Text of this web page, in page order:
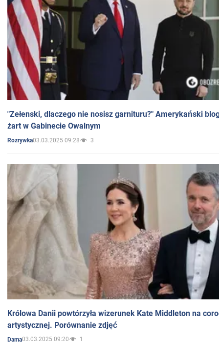
"Zełenski, dlaczego nie nosisz garnituru?" Amerykański
żart w Gabinecie Owalnym
Rozrywka03.03.2025 09:28 3
Królowa Danii powtórzyła wizerunek Kate Middleton na
artystycznej. Porównanie zdjęć
Dama03.03.2025 09:20 1